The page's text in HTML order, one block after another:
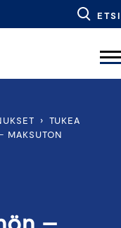
ETSI
› TUKEA
MAKSUTON
–